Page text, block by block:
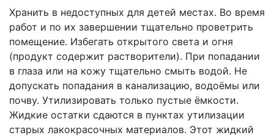
Хранить в недоступных для детей местах. Во время
работ и по их завершении тщательно проветрить
помещение. Избегать открытого света и огня
(продукт содержит растворители). При попадании
в глаза или на кожу тщательно смыть водой. Не
допускать попадания в канализацию, водоёмы или
почву. Утилизировать только пустые ёмкости.
Жидкие остатки сдаются в пунктах утилизации
старых лакокрасочных материалов. Этот жидкий